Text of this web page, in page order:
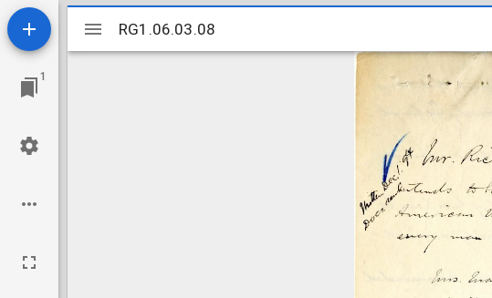
1
Mirador
viewer
RG1.06.03.08
RG1.06.03.08